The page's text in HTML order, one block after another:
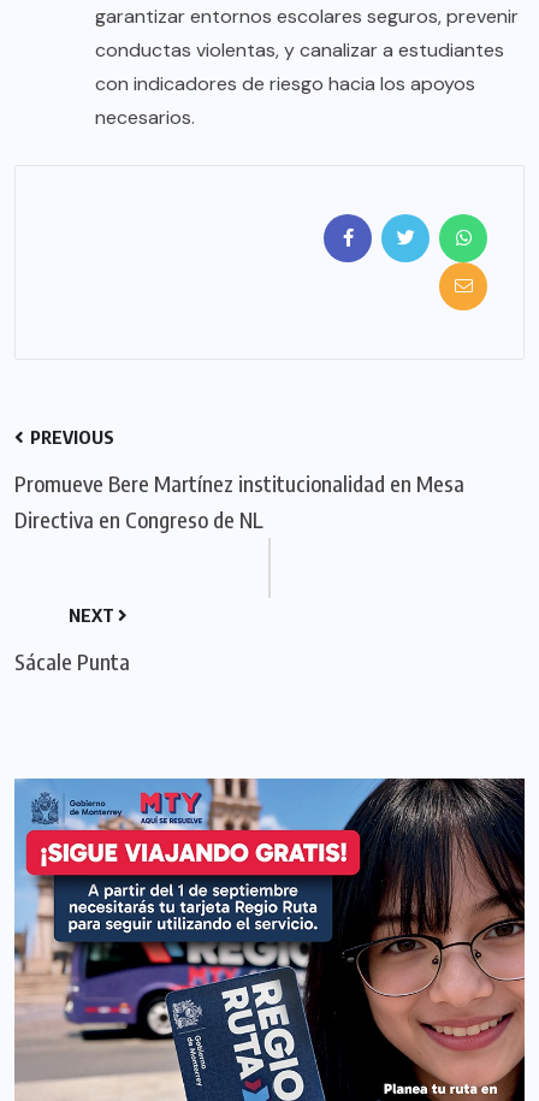
garantizar entornos escolares seguros, prevenir
conductas violentas, y canalizar a estudiantes
con indicadores de riesgo hacia los apoyos
necesarios.
PREVIOUS
Promueve Bere Martínez institucionalidad en Mesa
Directiva en Congreso de NL
NEXT
Sácale Punta